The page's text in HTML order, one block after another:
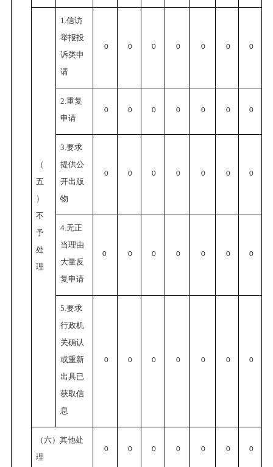
（
五
）
不
予
处
理
1.信访
举报投
诉类申
请
0 0 0 0 0 0 0
2.重复
申请
0 0 0 0 0 0 0
3.要求
提供公
开出版
物
0 0 0 0 0 0 0
4.无正
当理由
大量反
复申请
0 0 0 0 0 0 0
5.要求
行政机
关确认
或重新
出具已
获取信
息
0 0 0 0 0 0 0
（六）其他处
理
0 0 0 0 0 0 0